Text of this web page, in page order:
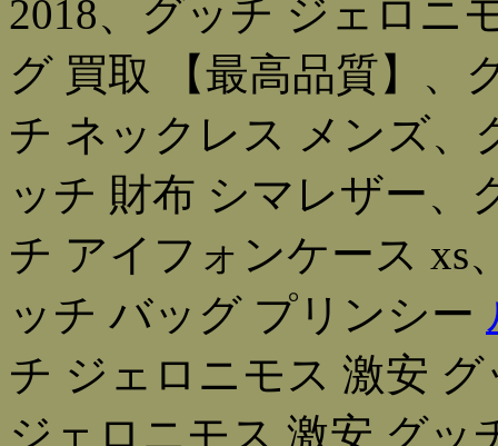
2018、グッチ ジェロニ
グ 買取 【最高品質】、
チ ネックレス メンズ、
ッチ 財布 シマレザー、
チ アイフォンケース xs
ッチ バッグ プリンシー
チ ジェロニモス 激安
ジェロニモス 激安 グッ